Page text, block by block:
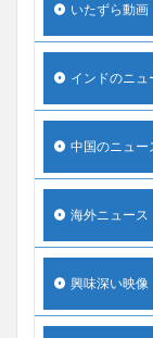
いたずら動画
インドのニュ
中国のニュー
海外ニュース
興味深い映像